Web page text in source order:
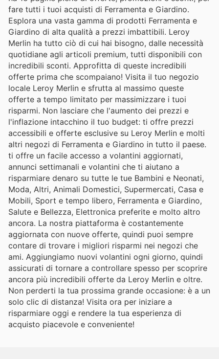
fare tutti i tuoi acquisti di Ferramenta e Giardino.
Esplora una vasta gamma di prodotti Ferramenta e
Giardino di alta qualità a prezzi imbattibili. Leroy
Merlin ha tutto ciò di cui hai bisogno, dalle necessità
quotidiane agli articoli premium, tutti disponibili con
incredibili sconti. Approfitta di queste incredibili
offerte prima che scompaiano! Visita il tuo negozio
locale Leroy Merlin e sfrutta al massimo queste
offerte a tempo limitato per massimizzare i tuoi
risparmi. Non lasciare che l'aumento dei prezzi e
l'inflazione intacchino il tuo budget: ti offre prezzi
accessibili e offerte esclusive su Leroy Merlin e molti
altri negozi di Ferramenta e Giardino in tutto il paese.
ti offre un facile accesso a volantini aggiornati,
annunci settimanali e volantini che ti aiutano a
risparmiare denaro su tutte le tue Bambini e Neonati,
Moda, Altri, Animali Domestici, Supermercati, Casa e
Mobili, Sport e tempo libero, Ferramenta e Giardino,
Salute e Bellezza, Elettronica preferite e molto altro
ancora. La nostra piattaforma è costantemente
aggiornata con nuove offerte, quindi puoi sempre
contare di trovare i migliori risparmi nei negozi che
ami. Aggiungiamo nuovi volantini ogni giorno, quindi
assicurati di tornare a controllare spesso per scoprire
ancora più incredibili offerte da Leroy Merlin e oltre.
Non perderti la tua prossima grande occasione: è a un
solo clic di distanza! Visita ora per iniziare a
risparmiare oggi e rendere la tua esperienza di
acquisto piacevole e conveniente!